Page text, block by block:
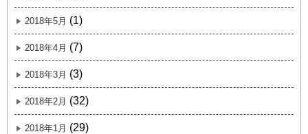
2018年5月 (1)
2018年4月 (7)
2018年3月 (3)
2018年2月 (32)
2018年1月 (29)